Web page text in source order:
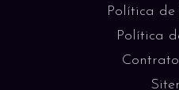
Política
Política